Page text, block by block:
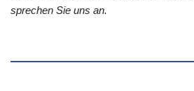
sprechen Sie uns an.